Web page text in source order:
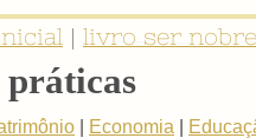
| livro ser
práticas
Economia